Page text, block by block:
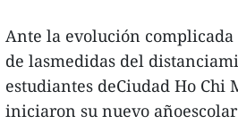
Ante la evolución
de lasmedidas del
estudiantes deCiudad Ho
iniciaron su nuevo